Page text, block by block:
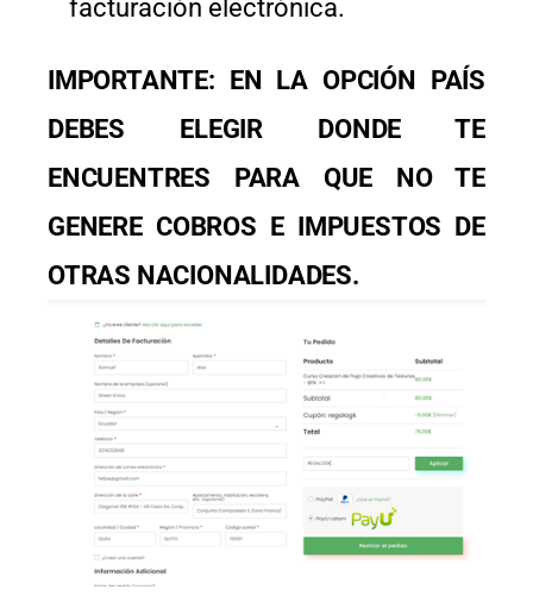
facturación electrónica.
IMPORTANTE: EN LA OPCIÓN PAÍS
DEBES ELEGIR DONDE TE
ENCUENTRES PARA QUE NO TE
GENERE COBROS E IMPUESTOS DE
OTRAS NACIONALIDADES.